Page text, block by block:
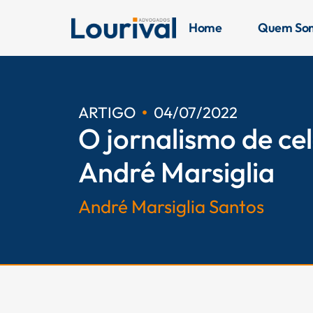
Home Quem
ARTIGO 04/07/2022
O jornalismo de
André Marsiglia
André Marsiglia Santos